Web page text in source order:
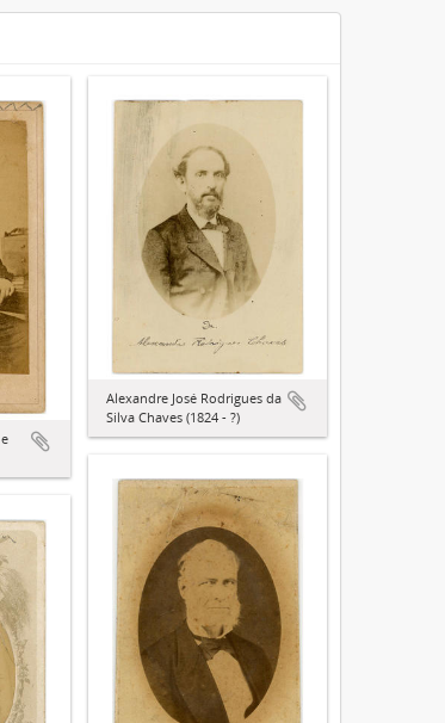
Alexandre José Rodrigues da
Silva Chaves (1824 - ?)